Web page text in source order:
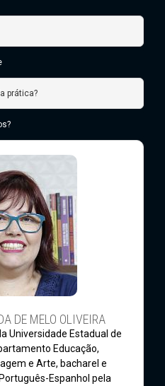
prática?
DE MELO OLIVEIRA
Universidade Estadual de
Educação,
e Arte, bacharel e
Espanhol pela